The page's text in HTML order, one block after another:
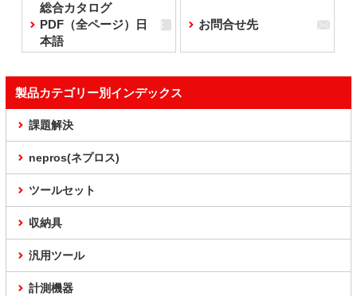
総合カタログ
PDF（全ページ）日
本語
お問合せ先
製品カテゴリー別インデックス
課題解決
nepros(ネプロス)
ツールセット
収納具
汎用ツール
計測機器